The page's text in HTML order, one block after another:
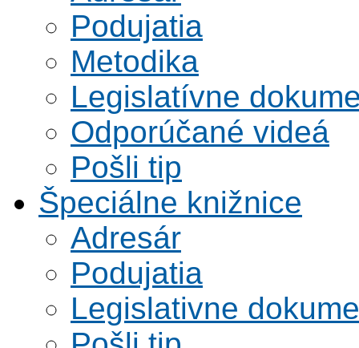
Podujatia
Metodika
Legislatívne
Odporúčané videá
Pošli tip
Špeciálne knižnice
Adresár
Podujatia
Legislativne